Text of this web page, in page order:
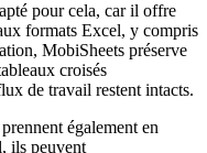
pour cela, car il offre
formats Excel, y compris
MobiSheets préserve
croisés
de travail restent intacts.
également en
ils peuvent